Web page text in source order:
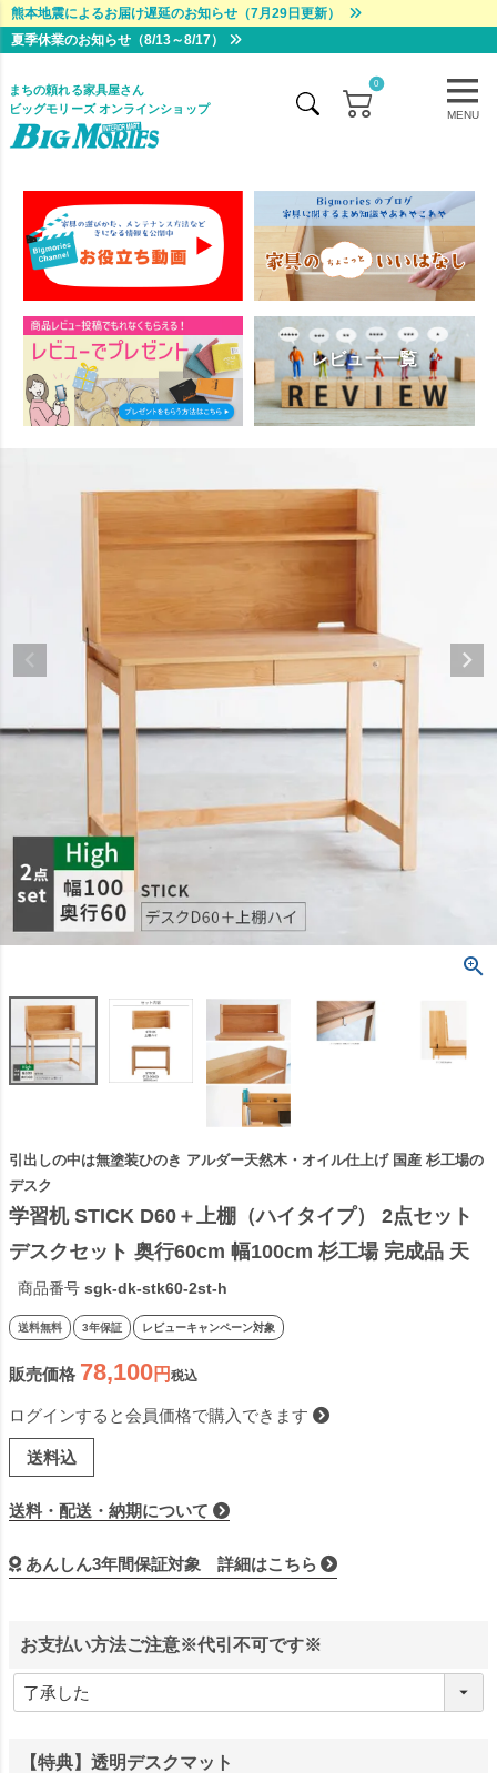
熊本地震によるお届け遅延のお知らせ（7月29日更新）
夏季休業のお知らせ（8/13～8/17）
MENU
まちの頼れる家具屋さん
ビッグモリーズ オンラインショップ
0
レビュー一覧
引出しの中は無塗装ひのき アルダー天然木・オイル仕上げ 国産 杉工場の
デスク
学習机 STICK D60＋上棚（ハイタイプ） 2点セット
デスクセット 奥行60cm 幅100cm 杉工場 完成品 天
然木 国産 引出し 低ホルム アルダー材 オイル仕上げ
シンプル ナチュラル ヒノキ コンパクト 無垢 日本製
商品番号 sgk-dk-stk60-2st-h
送料無料 3年保証 レビューキャンペーン対象
販売価格 78,100 税込
ログインすると会員価格で購入できます
送料込
送料・配送・納期について
あんしん3年間保証対象 詳細はこちら
お支払い方法ご注意※代引不可です※
【特典】透明デスクマット